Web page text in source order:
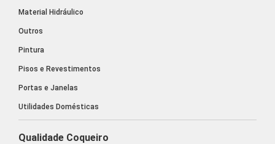
Material Hidráulico
Outros
Pintura
Pisos e Revestimentos
Portas e Janelas
Utilidades Domésticas
Qualidade Coqueiro